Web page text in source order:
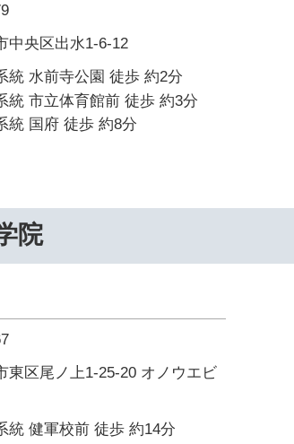
中央区出水1-6-12
統 水前寺公園 徒歩 約2分
統 市立体育館前 徒歩 約3分
統 国府 徒歩 約8分
院
東区尾ノ上1-25-20 オノウエビ
統 健軍校前 徒歩 約14分